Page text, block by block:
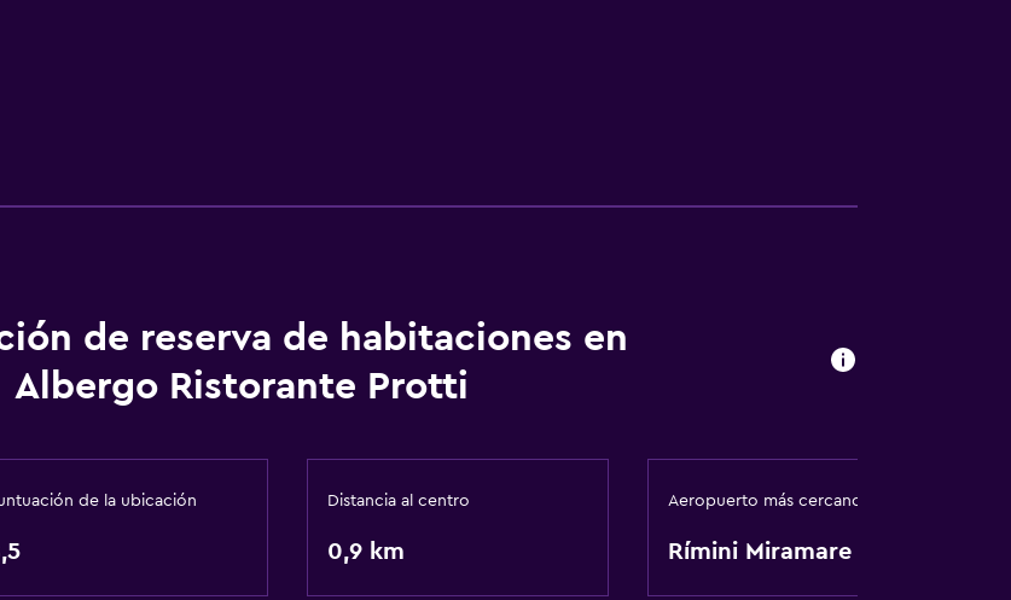
de reserva de habitaciones en
Albergo Ristorante Protti
de la ubicación Distancia al centro
0,9 km
Aeropuerto más cercano
Rímini Miramare